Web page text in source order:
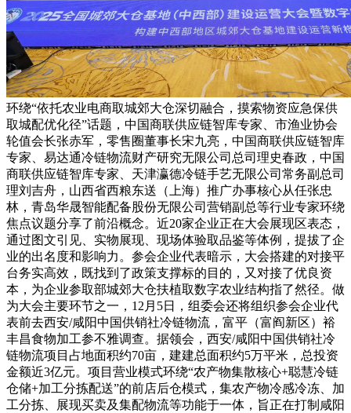
环绕“依托农业电商取城郊大仓深切融合，摸索物资应急保供
取城配优化径”话题，中国商联供应链智库专家、市渔业协会
轮值会长张赤军，零售圈董事长宋九亮，中国商联供应链智库
专家、易达通冷链物流财产研究无限公司总司理史春政，中国
商联供应链智库专家、天津瀛德冷链手艺无限公司常务副总司
理刘吉舟，山西省西粮东送（上海）推广办事核心从任张忠
林，青岛华晟智能配备股份无限公司营销副总等行业专家环绕
焦点议题分享了前沿概念。近20家企业正在大会展现区表态，
通过图文引见、实物展现、现场体验取品鉴等体例，提拔了企
业的出名度和影响力。参会企业代表暗示，大会搭建的对接平
台务实高效，既找到了政策支撑标的目的，又对接了优良资
本，为企业参取部城郊大仓扶植取数字农业结构指了然径。做
为大会主要环节之一，12月5日，组委会还将组织参会企业代
表前去西安/咸阳中国供销社冷链物流，富平（富阎新区）裕
丰昌食物加工参不雅调查。据领会，西安/咸阳中国供销社冷
链物流项目占地面积约70亩，建建总面积约5万平米，总投资
金额近3亿元。项目营业模式环绕“农产物集散核心+聪慧冷链
仓储+加工分拣配送”的前店后仓模式，集农产物冷感冷冻、加
工分拣、展现买卖及集配物流等功能于一体，旨正在打制咸阳